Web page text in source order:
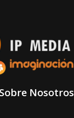
Sobre Nosotros